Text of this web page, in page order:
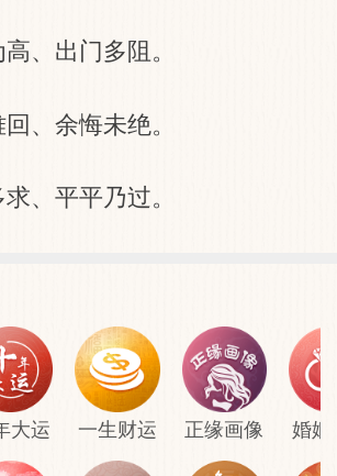
、出门多阻。
、余悔未绝。
、平平乃过。
大运 一生财运 正缘画像 婚姻